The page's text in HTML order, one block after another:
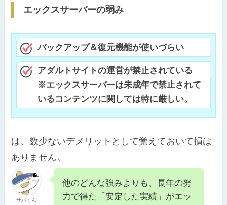
エックスサーバーの弱み
バックアップ＆復元機能が使いづらい
アダルトサイトの運営が禁止されている
※エックスサーバーは未成年で禁止されて
いるコンテンツに関しては特に厳しい。
は、数少ないデメリットとして覚えておいて損は
ありません。
サバくん
他のどんな強みよりも、長年の努
力で得た「安定した実績」がエッ